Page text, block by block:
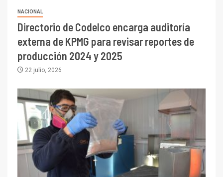
NACIONAL
Directorio de Codelco encarga auditoría
externa de KPMG para revisar reportes de
producción 2024 y 2025
22 julio, 2026